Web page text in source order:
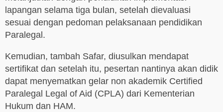
lapangan selama tiga bulan, setelah dievaluasi
sesuai dengan pedoman pelaksanaan pendidikan
Paralegal.
Kemudian, tambah Safar, diusulkan mendapat
sertifikat dan setelah itu, pesertan nantinya akan didik
dapat menyematkan gelar non akademik Certified
Paralegal Legal of Aid (CPLA) dari Kementerian
Hukum dan HAM.